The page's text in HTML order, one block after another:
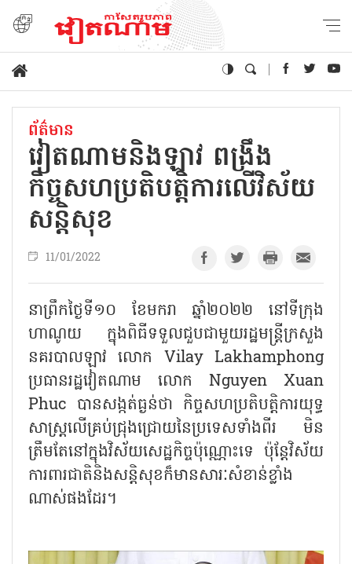
ព័ត៌មាន
វៀតណាមនិងឡាវ ពង្រឹង
កិច្ចសហប្រតិបត្តិការលើវិស័យ
សន្តិសុខ
11/01/2022
នាព្រឹកថ្ងៃទី១០ ខែមករា ឆ្នាំ២០២២ នៅទីក្រុង
ហាណូយ ក្នុងពិធីទទួលជួបជាមួយរដ្ឋមន្ត្រីក្រសួង
នគរបាលឡាវ លោក Vilay Lakhamphong
ប្រធានរដ្ឋវៀតណាម លោក Nguyen Xuan
Phuc បានសង្កត់ធ្ងន់ថា កិច្ចសហប្រតិបត្តិការយុទ្ធ
សាស្ត្រលើគ្រប់ជ្រុងជ្រោយនៃប្រទេសទាំងពីរ មិន
ត្រឹមតែនៅក្នុងវិស័យសេដ្ឋកិច្ចប៉ុណ្ណោះទេ ប៉ុន្តែវិស័យ
ការពារជាតិនិងសន្តិសុខក៏មានសារៈសំខាន់ខ្លាំង
ណាស់ផងដែរ។